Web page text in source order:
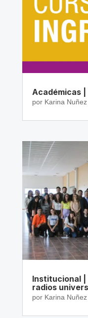
Académicas |
por Karina Nuñez
Institucional |
radios
por Karina Nuñez